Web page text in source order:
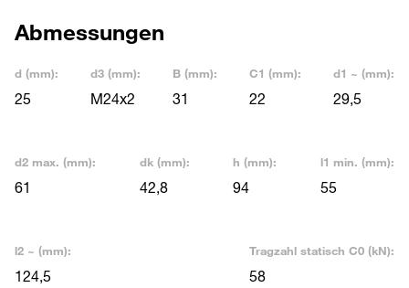
Abmessungen
d (mm):
25
d3 (mm):
M24x2
B (mm):
31
C1 (mm):
22
d1 ~ (mm):
29,5
d2 max. (mm):
61
dk (mm):
42,8
h (mm):
94
l1 min. (mm):
55
l2 ~ (mm):
124,5
Tragzahl statisch C0 (kN):
58